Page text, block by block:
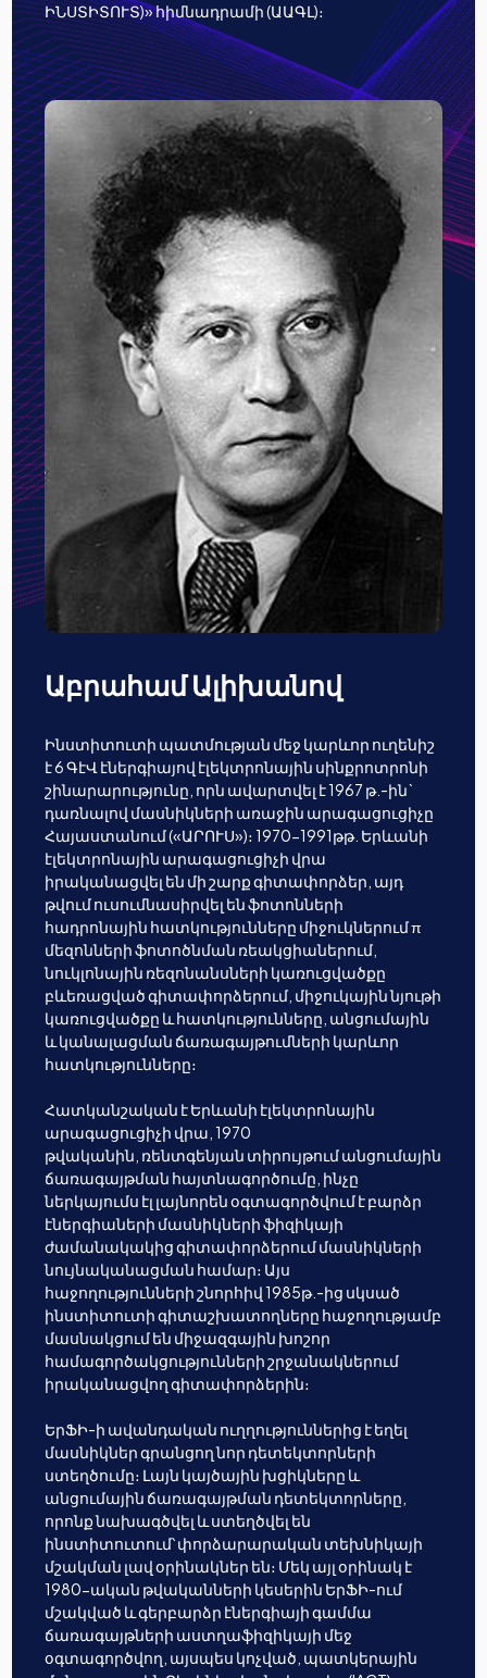
ԻՆՍՏԻՏՈՒՏ)» հիմնադրամի (ԱԱԳԼ)։
Աբրահամ Ալիխանով
Ինստիտուտի պատմության մեջ կարևոր ուղենիշ
է 6 ԳէՎ էներգիայով էլեկտրոնային սինքրոտրոնի
շինարարությունը, որն ավարտվել է 1967 թ.-ին`
դառնալով մասնիկների առաջին արագացուցիչը
Հայաստանում («ԱՐՈՒՍ»)։ 1970-1991թթ. Երևանի
էլեկտրոնային արագացուցիչի վրա
իրականացվել են մի շարք գիտափորձեր, այդ
թվում ուսումնասիրվել են ֆոտոնների
հադրոնային հատկությունները միջուկներում π
մեզոնների ֆոտոծնման ռեակցիաներում,
նուկլոնային ռեզոնանսների կառուցվածքը
բևեռացված գիտափորձերում, միջուկային նյութի
կառուցվածքը և հատկությունները, անցումային
և կանալացման ճառագայթումների կարևոր
հատկությունները։
Հատկանշական է Երևանի էլեկտրոնային
արագացուցիչի վրա, 1970
թվականին, ռենտգենյան տիրույթում անցումային
ճառագայթման հայտնագործումը, ինչը
ներկայումս էլ լայնորեն օգտագործվում է բարձր
էներգիաների մասնիկների ֆիզիկայի
ժամանակակից գիտափորձերում մասնիկների
նույնականացման համար։ Այս
հաջողությունների շնորհիվ 1985թ.-ից սկսած
ինստիտուտի գիտաշխատողները հաջողությամբ
մասնակցում են միջազգային խոշոր
համագործակցությունների շրջանակներում
իրականացվող գիտափորձերին։
ԵրՖԻ-ի ավանդական ուղղություններից է եղել
մասնիկներ գրանցող նոր դետեկտորների
ստեղծումը։ Լայն կայծային խցիկները և
անցումային ճառագայթման դետեկտորները,
որոնք նախագծվել և ստեղծվել են
ինստիտուտում՝ փորձարարական տեխնիկայի
մշակման լավ օրինակներ են։ Մեկ այլ օրինակ է
1980-ական թվականների կեսերին ԵրՖԻ-ում
մշակված և գերբարձր էներգիայի գամմա
ճառագայթների աստղաֆիզիկայի մեջ
օգտագործվող, այսպես կոչված, պատկերային